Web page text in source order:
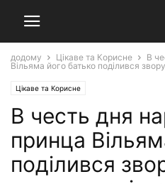
додому Цікаве та Корисне
В
Вільяма його батько поділився
Цікаве та Корисне
В честь дня
принца
поділився